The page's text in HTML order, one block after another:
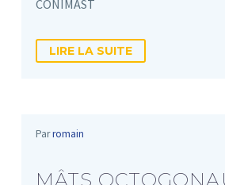
CONIMAST
LIRE LA SUITE
Parromain
MÂTS